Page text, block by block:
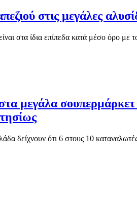
στις μεγάλες
στα ίδια επίπεδα κατά μέσο όρο με
μεγάλα
δείχνουν ότι 6 στους 10